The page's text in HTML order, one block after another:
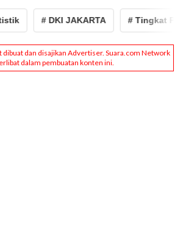
# DKI JAKARTA # Tingkat